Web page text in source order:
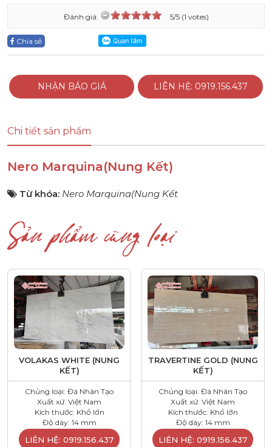
Đánh giá: 5/5 (1 votes)
Chia sẻ
NHẬN BÁO GIÁ LIÊN HỆ: 0919.156.437
Chi tiết sản phẩm
Nero Marquina(Nung Kết)
Từ khóa: Nero Marquina(Nung Kết
Sản phẩm cùng loại
VOLAKAS WHITE (NUNG
KẾT)
Chủng loại: Đá Nhân Tạo
Xuất xứ: Việt Nam
Kích thước: Khổ lớn
Độ dày: 14 mm
LIÊN HỆ: 0919.156.437
TRAVERTINE GOLD (NUNG
KẾT)
Chủng loại: Đá Nhân Tạo
Xuất xứ: Việt Nam
Kích thước: Khổ lớn
Độ dày: 14 mm
LIÊN HỆ: 0919.156.437